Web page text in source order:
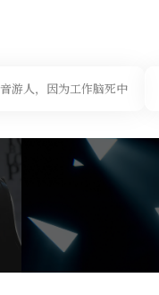
游人，因为工作脑死中